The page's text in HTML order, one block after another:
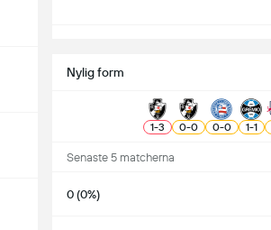
Nylig form
1-3 0-0 0-0 1-1
Senaste 5 matcherna
0 (0%)